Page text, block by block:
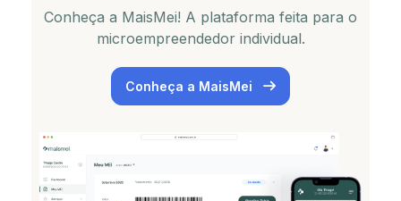
Conheça a MaisMei! A plataforma feita para o
microempreendedor individual.
Conheça a MaisMei